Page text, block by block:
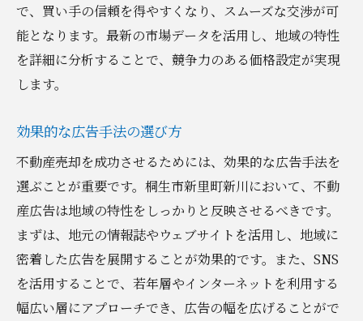
で、買い手の信頼を得やすくなり、スムーズな交渉が可
能となります。最新の市場データを活用し、地域の特性
を詳細に分析することで、競争力のある価格設定が実現
します。
効果的な広告手法の選び方
不動産売却を成功させるためには、効果的な広告手法を
選ぶことが重要です。桐生市新里町新川において、不動
産広告は地域の特性をしっかりと反映させるべきです。
まずは、地元の情報誌やウェブサイトを活用し、地域に
密着した広告を展開することが効果的です。また、SNS
を活用することで、若年層やインターネットを利用する
幅広い層にアプローチでき、広告の幅を広げることがで